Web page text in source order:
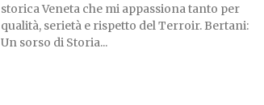
storica Veneta che mi appassiona tanto per
qualità, serietà e rispetto del Terroir. Bertani:
Un sorso di Storia...